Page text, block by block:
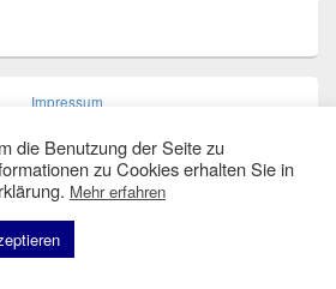
Impressum
Datenschutz
die Benutzung der Seite zu
zu Cookies erhalten Sie in
Mehr erfahren